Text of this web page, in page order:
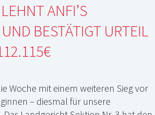
ANFI’S
BESTÄTIGT URTEIL
Woche mit einem weiteren Sieg vor
– diesmal für unsere